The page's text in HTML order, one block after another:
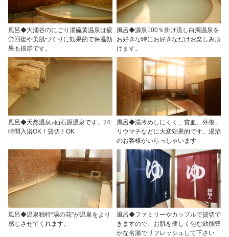
風呂◆大涌谷のにごり湯硫黄温泉は疲
労回復や美肌づくりに効果的で保温効
果も抜群です。
風呂◆源泉100％掛け流し白濁温泉を
お好きな時にお好きなだけお楽しみ頂
けます。
風呂◆天然温泉♪仙石原温泉です。24
時間入浴OK！貸切！OK
風呂◆湯冷めしにくく、貧血、外傷、
リウマチなどに大変効果的です。湯治
のお客様がいらっしゃいます
風呂◆温泉独特“湯の花”が温泉をより
感じさせてくれます。
風呂◆ファミリーやカップルで貸切で
きますので、お肌を優しく包む効能豊
かな名湯でリフレッシュして下さい